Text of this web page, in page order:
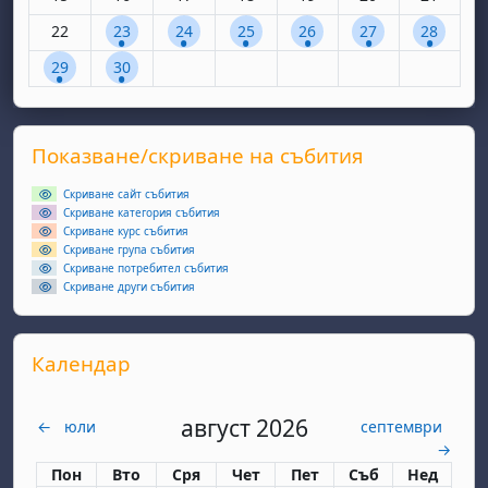
Няма събития, понеделник, 22 септември
22 1 събитие, вторник, 23 септември
23 1 събитие, сряда, 24 септември
24 1 събитие, четвъртък, 25
25 1 събитие, петък, 26
26 1 събитие,
27 128
1 събитие, понеделник, 29 септември
29 1 събитие, вторник, 30 септември
30
Supplementary blocks
Прескочи Показване/скриване на събития
Показване/скриване на събития
Скриване сайт събития
Скриване категория събития
Скриване курс събития
Скриване група събития
Скриване потребител събития
Скриване други събития
Прескочи Календар
Календар
← юли август 2026
септември
→
Понеделник
Пон вторник
Вто сряда
Сря четвъртък
Чет петък
Пет събота
Съб неделя
Нед